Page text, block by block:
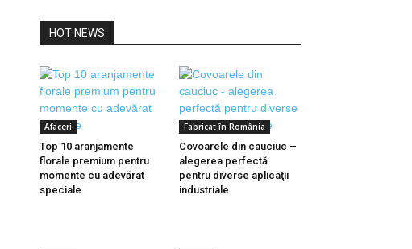
HOT NEWS
Afaceri
Top 10 aranjamente
florale premium pentru
momente cu adevărat
speciale
Fabricat în România
Covoarele din cauciuc –
alegerea perfectă
pentru diverse aplicaţii
industriale